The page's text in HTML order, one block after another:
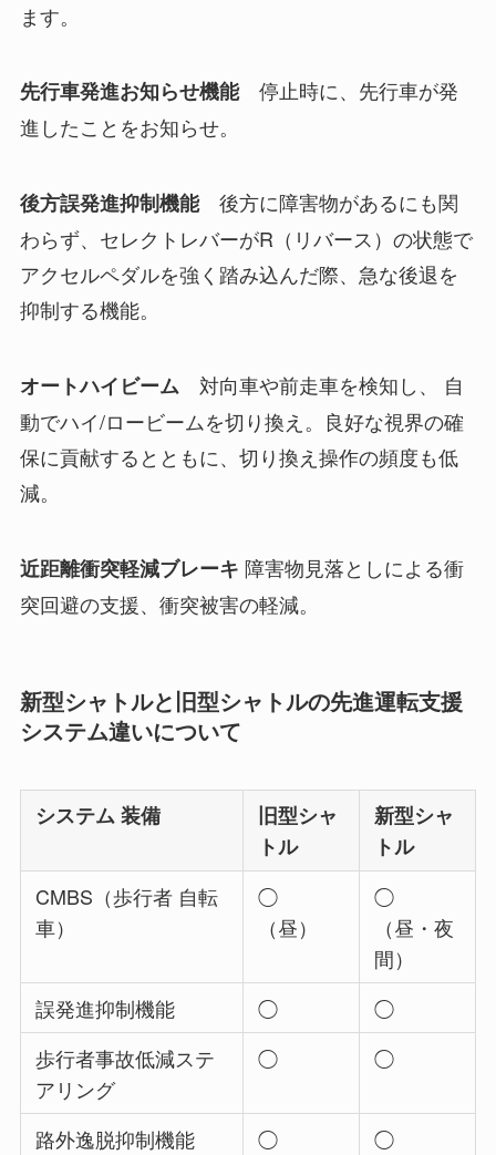
ます。
先行車発進お知らせ機能 停止時に、先行車が発
進したことをお知らせ。
後方誤発進抑制機能 後方に障害物があるにも関
わらず、セレクトレバーがR（リバース）の状態で
アクセルペダルを強く踏み込んだ際、急な後退を
抑制する機能。
オートハイビーム 対向車や前走車を検知し、 自
動でハイ/ロービームを切り換え。良好な視界の確
保に貢献するとともに、切り換え操作の頻度も低
減。
近距離衝突軽減ブレーキ 障害物見落としによる衝
突回避の支援、衝突被害の軽減。
新型シャトルと旧型シャトルの先進運転支援
システム違いについて
システム 装備
旧型シャ
トル
新型シャ
トル
CMBS（歩行者 自転
車）
◯
（昼）
◯
（昼・夜
間）
誤発進抑制機能
◯
◯
歩行者事故低減ステ
アリング
◯ ◯
路外逸脱抑制機能 ◯
◯